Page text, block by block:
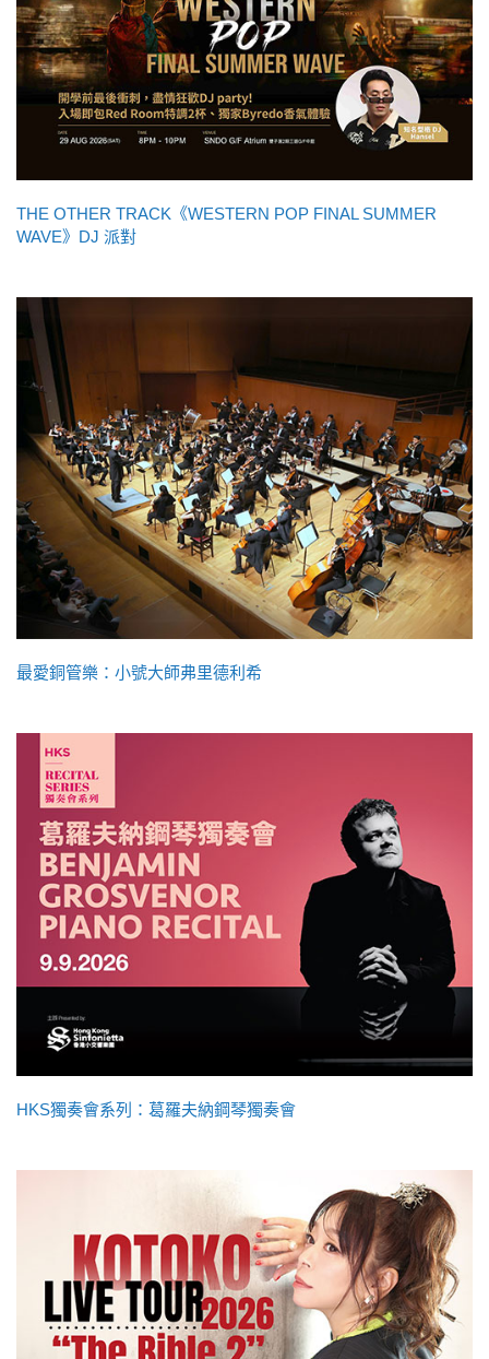
THE OTHER TRACK《WESTERN POP FINAL SUMMER
WAVE》DJ 派對
最愛銅管樂：小號大師弗里德利希
HKS獨奏會系列：葛羅夫納鋼琴獨奏會